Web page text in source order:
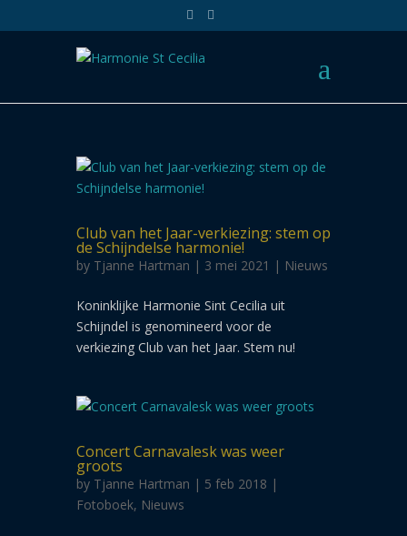
Club van het Jaar-verkiezing: stem op
de Schijndelse harmonie!
by Tjanne Hartman | 3 mei 2021 | Nieuws
Koninklijke Harmonie Sint Cecilia uit
Schijndel is genomineerd voor de
verkiezing Club van het Jaar. Stem nu!
Concert Carnavalesk was weer
groots
by Tjanne Hartman | 5 feb 2018 |
Fotoboek, Nieuws